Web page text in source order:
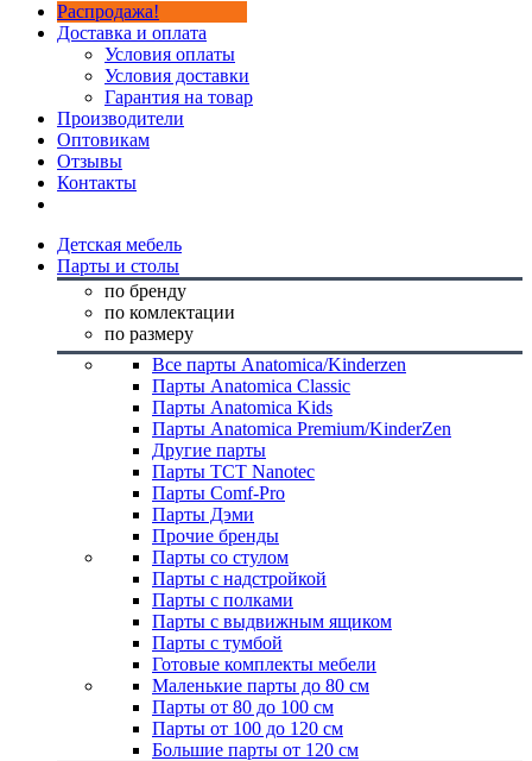
Распродажа!
Доставка и оплата
Условия оплаты
Условия доставки
Гарантия на товар
Производители
Оптовикам
Отзывы
Контакты
Детская мебель
Парты и столы
по бренду
по комлектации
по размеру
Все парты Anatomica/Kinderzen
Парты Anatomica Classic
Парты Anatomica Kids
Парты Anatomica Premium/KinderZen
Другие парты
Парты TCT Nanotec
Парты Comf-Pro
Парты Дэми
Прочие бренды
Парты со стулом
Парты с надстройкой
Парты с полками
Парты с выдвижным ящиком
Парты с тумбой
Готовые комплекты мебели
Маленькие парты до 80 см
Парты от 80 до 100 см
Парты от 100 до 120 см
Большие парты от 120 см